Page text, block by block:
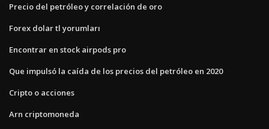
Precio del petróleo y correlación de oro
Forex dolar tl yorumları
Encontrar en stock airpods pro
Que impulsó la caída de los precios del petróleo en 2020
Cripto o acciones
Arn criptomoneda